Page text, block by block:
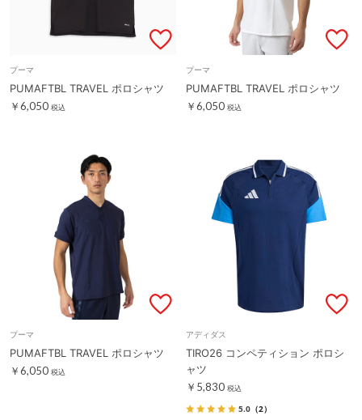
プーマ
PUMAFTBL TRAVEL ポロシャツ
￥6,050 税込
プーマ
PUMAFTBL TRAVEL ポロシャツ
￥6,050 税込
プーマ
PUMAFTBL TRAVEL ポロシャツ
￥6,050 税込
アディダス
TIRO26 コンペティション ポロシ
ャツ
￥5,830 税込
5.0 （2）